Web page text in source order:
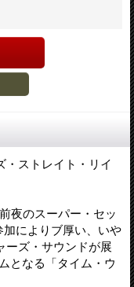
・ストレイト・リイ
夜のスーパー・セッ
によりブ厚い、いや
ーズ・サウンドが展
となる「タイム・ウ